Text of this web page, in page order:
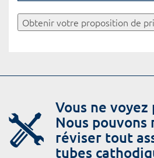
Obtenir votre proposition de
Vous ne
Nous pouvons
réviser tout
tubes